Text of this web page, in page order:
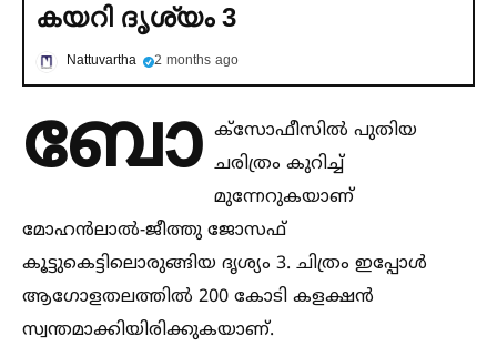
കയറി ദൃശ്യം 3
Nattuvartha 2 months ago
ബോ ക്സോഫീസില്‍ പുതിയ
ചരിത്രം കുറിച്ച്‌
മുന്നേറുകയാണ്
മോഹൻലാല്‍-ജീത്തു ജോസഫ്
കൂട്ടുകെട്ടിലൊരുങ്ങിയ ദൃശ്യം 3. ചിത്രം ഇപ്പോള്‍
ആഗോളതലത്തില്‍ 200 കോടി കളക്ഷൻ
സ്വന്തമാക്കിയിരിക്കുകയാണ്.